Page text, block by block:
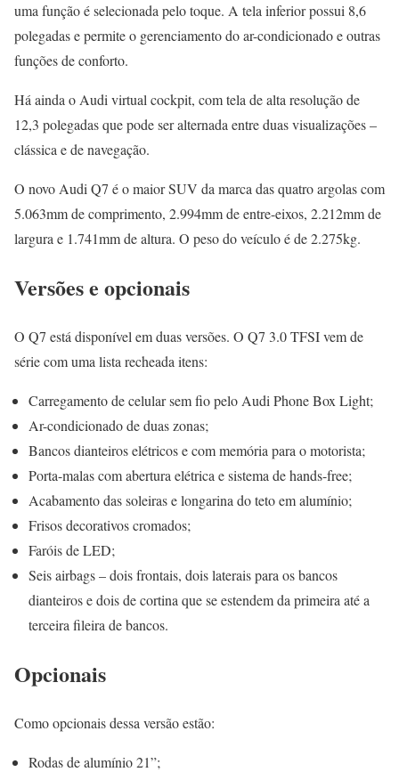
uma função é selecionada pelo toque. A tela inferior possui 8,6
polegadas e permite o gerenciamento do ar-condicionado e outras
funções de conforto.
Há ainda o Audi virtual cockpit, com tela de alta resolução de
12,3 polegadas que pode ser alternada entre duas visualizações –
clássica e de navegação.
O novo Audi Q7 é o maior SUV da marca das quatro argolas com
5.063mm de comprimento, 2.994mm de entre-eixos, 2.212mm de
largura e 1.741mm de altura. O peso do veículo é de 2.275kg.
Versões e opcionais
O Q7 está disponível em duas versões. O Q7 3.0 TFSI vem de
série com uma lista recheada itens:
Carregamento de celular sem fio pelo Audi Phone Box Light;
Ar-condicionado de duas zonas;
Bancos dianteiros elétricos e com memória para o motorista;
Porta-malas com abertura elétrica e sistema de hands-free;
Acabamento das soleiras e longarina do teto em alumínio;
Frisos decorativos cromados;
Faróis de LED;
Seis airbags – dois frontais, dois laterais para os bancos
dianteiros e dois de cortina que se estendem da primeira até a
terceira fileira de bancos.
Opcionais
Como opcionais dessa versão estão:
Rodas de alumínio 21”;